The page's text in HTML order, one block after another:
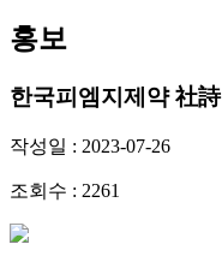
홍보
한국피엠지제약 社詩
작성일 : 2023-07-26
조회수 : 2261